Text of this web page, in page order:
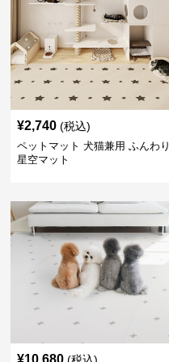
¥2,740 (税込)
ペットマット 犬猫兼用 ふんわり
星空マット
¥10,680 (税込)